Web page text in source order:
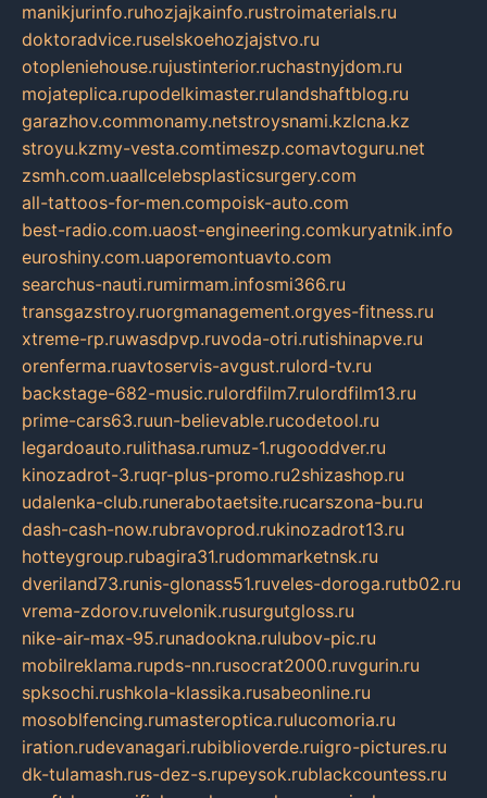
manikjurinfo.ruhozjajkainfo.rustroimaterials.ru
doktoradvice.ruselskoehozjajstvo.ru
otopleniehouse.rujustinterior.ruchastnyjdom.ru
mojateplica.rupodelkimaster.rulandshaftblog.ru
garazhov.commonamy.netstroysnami.kzlcna.kz
stroyu.kzmy-vesta.comtimeszp.comavtoguru.net
zsmh.com.uaallcelebsplasticsurgery.com
all-tattoos-for-men.compoisk-auto.com
best-radio.com.uaost-engineering.comkuryatnik.info
euroshiny.com.uaporemontuavto.com
searchus-nauti.rumirmam.infosmi366.ru
transgazstroy.ruorgmanagement.orgyes-fitness.ru
xtreme-rp.ruwasdpvp.ruvoda-otri.rutishinapve.ru
orenferma.ruavtoservis-avgust.rulord-tv.ru
backstage-682-music.rulordfilm7.rulordfilm13.ru
prime-cars63.ruun-believable.rucodetool.ru
legardoauto.rulithasa.rumuz-1.rugooddver.ru
kinozadrot-3.ruqr-plus-promo.ru2shizashop.ru
udalenka-club.runerabotaetsite.rucarszona-bu.ru
dash-cash-now.rubravoprod.rukinozadrot13.ru
hotteygroup.rubagira31.rudommarketnsk.ru
dveriland73.runis-glonass51.ruveles-doroga.rutb02.ru
vrema-zdorov.ruvelonik.rusurgutgloss.ru
nike-air-max-95.runadookna.rulubov-pic.ru
mobilreklama.rupds-nn.rusocrat2000.ruvgurin.ru
spksochi.rushkola-klassika.rusabeonline.ru
mosoblfencing.rumasteroptica.rulucomoria.ru
iration.rudevanagari.rubiblioverde.ruigro-pictures.ru
dk-tulamash.rus-dez-s.rupeysok.rublackcountess.ru